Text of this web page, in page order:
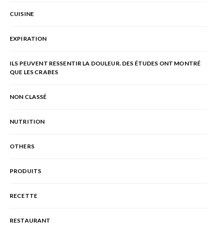
CUISINE
EXPIRATION
ILS PEUVENT RESSENTIR LA DOULEUR. DES ÉTUDES ONT MONTRÉ
QUE LES CRABES
NON CLASSÉ
NUTRITION
OTHERS
PRODUITS
RECETTE
RESTAURANT